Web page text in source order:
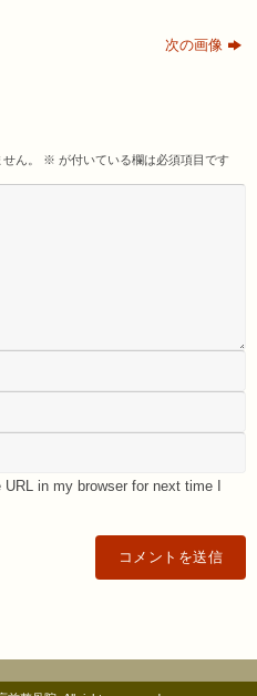
次の画像
ん。 ※ が付いている欄は必須項目です
in my browser for next time I